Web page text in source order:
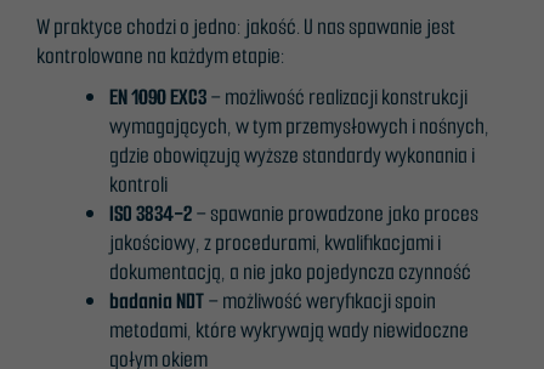
W praktyce chodzi o jedno: jakość. U nas spawanie jest
kontrolowane na każdym etapie:
EN 1090 EXC3– możliwość realizacji konstrukcji
wymagających, w tym przemysłowych i nośnych,
gdzie obowiązują wyższe standardy wykonania i
kontroli
ISO 3834-2– spawanie prowadzone jako proces
jakościowy, z procedurami, kwalifikacjami i
dokumentacją, a nie jako pojedyncza czynność
badania NDT– możliwość weryfikacji spoin
metodami, które wykrywają wady niewidoczne
gołym okiem